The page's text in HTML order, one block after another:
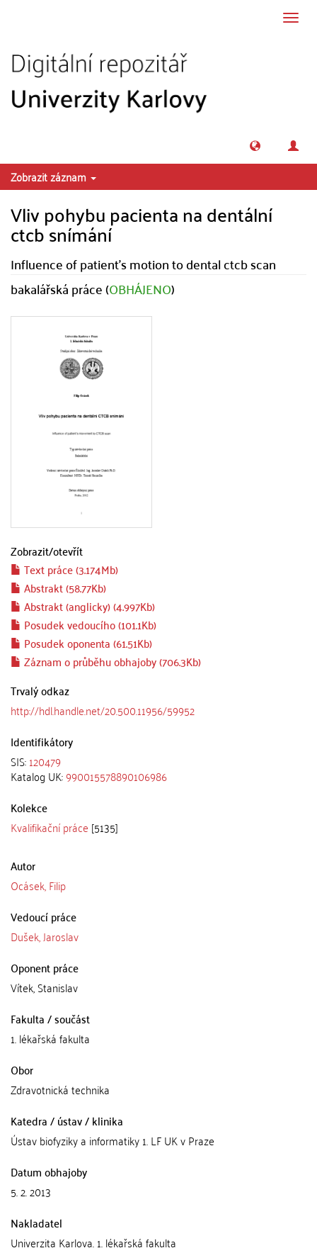
Zobrazit záznam
Vliv pohybu pacienta na dentální
ctcb snímání
Influence of patient's motion to dental ctcb scan
bakalářská práce (OBHÁJENO)
Zobrazit/otevřít
Text práce (3.174Mb)
Abstrakt (58.77Kb)
Abstrakt (anglicky) (4.997Kb)
Posudek vedoucího (101.1Kb)
Posudek oponenta (61.51Kb)
Záznam o průběhu obhajoby (706.3Kb)
Trvalý odkaz
http://hdl.handle.net/20.500.11956/59952
Identifikátory
SIS:120479
Katalog UK:990015578890106986
Kolekce
Kvalifikační práce [5135]
Autor
Ocásek, Filip
Vedoucí práce
Dušek, Jaroslav
Oponent práce
Vítek, Stanislav
Fakulta / součást
1. lékařská fakulta
Obor
Zdravotnická technika
Katedra / ústav / klinika
Ústav biofyziky a informatiky 1. LF UK v Praze
Datum obhajoby
5. 2. 2013
Nakladatel
Univerzita Karlova. 1. lékařská fakulta